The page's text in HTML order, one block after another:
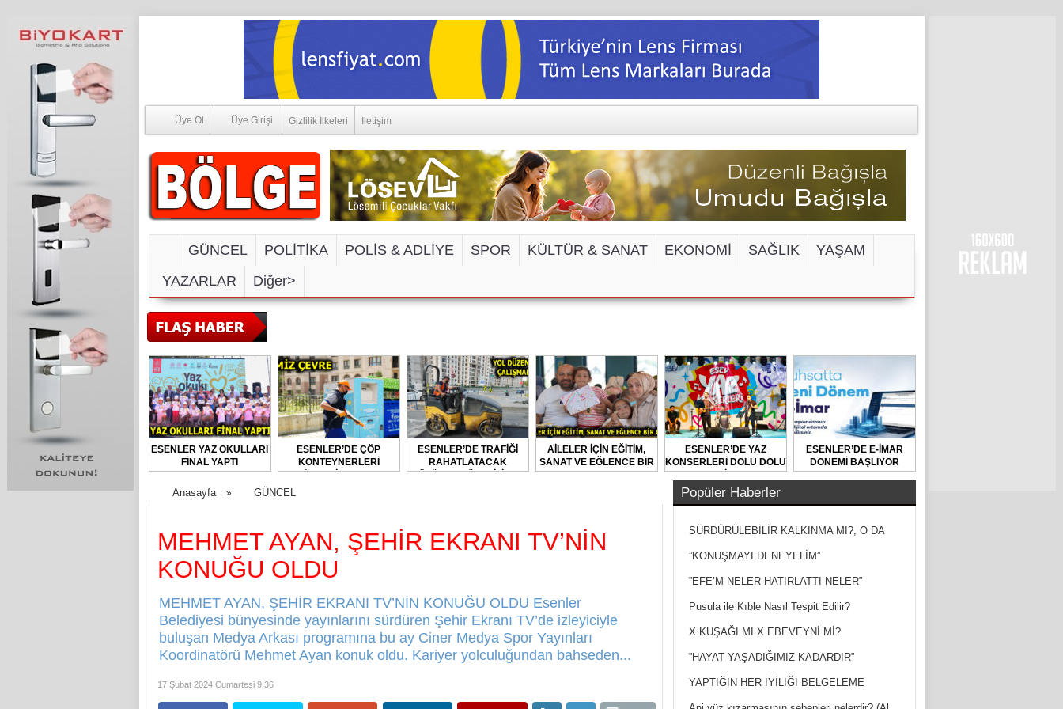
Üye Ol Üye Girişi Gizlilik İlkeleri İletişim
GÜNCEL POLİTİKA POLİS & ADLİYE SPOR KÜLTÜR & SANAT EKONOMİ SAĞLIK
YAŞAM
YAZARLAR
Diğer>
ESENLER YAZ OKULLARI
FİNAL YAPTI
ESENLER’DE ÇÖP
KONTEYNERLERİ
DÜZENLİ OLARAK
DEZENFEKTE EDİLİYOR
ESENLER’DE TRAFİĞİ
RAHATLATACAK
ÇÖZÜMLER ÜRETİLİYOR
AİLELER İÇİN EĞİTİM,
SANAT VE EĞLENCE BİR
ARADA
ESENLER’DE YAZ
KONSERLERİ DOLU DOLU
GEÇİYOR
ESENLER’DE E-İMAR
DÖNEMİ BAŞLIYOR
Anasayfa » GÜNCEL
MEHMET AYAN, ŞEHİR EKRANI TV’NİN
KONUĞU OLDU
MEHMET AYAN, ŞEHİR EKRANI TV’NİN KONUĞU OLDU Esenler
Belediyesi bünyesinde yayınlarını sürdüren Şehir Ekranı TV’de izleyiciyle
buluşan Medya Arkası programına bu ay Ciner Medya Spor Yayınları
Koordinatörü Mehmet Ayan konuk oldu. Kariyer yolculuğundan bahseden...
17 Şubat 2024 Cumartesi 9:36
Popüler Haberler
SÜRDÜRÜLEBİLİR KALKINMA MI?, O DA
NEYMİŞ?
”KONUŞMAYI DENEYELİM”
”EFE’M NELER HATIRLATTI NELER”
Pusula ile Kıble Nasıl Tespit Edilir?
X KUŞAĞI MI X EBEVEYNİ Mİ?
”HAYAT YAŞADIĞIMIZ KADARDIR”
YAPTIĞIN HER İYİLİĞİ BELGELEME